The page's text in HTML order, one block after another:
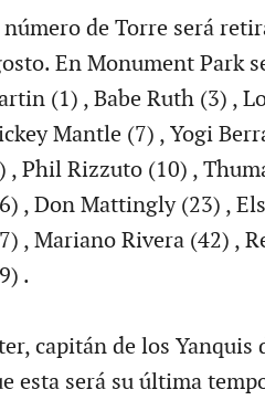
de Torre será
En Monument Park
(1) , Babe Ruth (3) ,
Mantle (7) , Yogi
, Phil Rizzuto (10) ,
, Don Mattingly (23) ,
, Mariano Rivera (42) ,
.
capitán de los
esta será su última